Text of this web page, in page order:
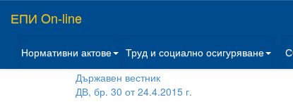
ЕПИ On-line
Нормативни актове Труд и социално осигуряване
Държавен вестник
ДВ, бр. 30 от 24.4.2015 г.